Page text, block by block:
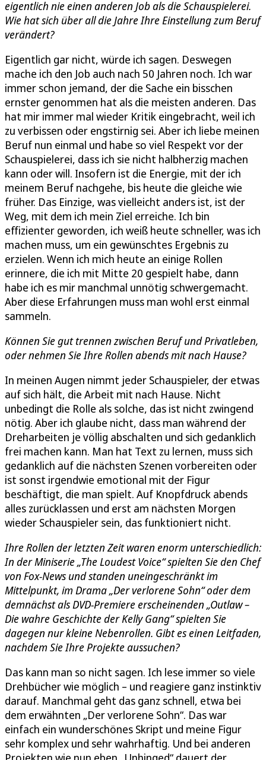
eigentlich nie einen anderen Job als die Schauspielerei.
Wie hat sich über all die Jahre Ihre Einstellung zum Beruf
verändert?
Eigentlich gar nicht, würde ich sagen. Deswegen
mache ich den Job auch nach 50 Jahren noch. Ich war
immer schon jemand, der die Sache ein bisschen
ernster genommen hat als die meisten anderen. Das
hat mir immer mal wieder Kritik eingebracht, weil ich
zu verbissen oder engstirnig sei. Aber ich liebe meinen
Beruf nun einmal und habe so viel Respekt vor der
Schauspielerei, dass ich sie nicht halbherzig machen
kann oder will. Insofern ist die Energie, mit der ich
meinem Beruf nachgehe, bis heute die gleiche wie
früher. Das Einzige, was vielleicht anders ist, ist der
Weg, mit dem ich mein Ziel erreiche. Ich bin
effizienter geworden, ich weiß heute schneller, was ich
machen muss, um ein gewünschtes Ergebnis zu
erzielen. Wenn ich mich heute an einige Rollen
erinnere, die ich mit Mitte 20 gespielt habe, dann
habe ich es mir manchmal unnötig schwergemacht.
Aber diese Erfahrungen muss man wohl erst einmal
sammeln.
Können Sie gut trennen zwischen Beruf und Privatleben,
oder nehmen Sie Ihre Rollen abends mit nach Hause?
In meinen Augen nimmt jeder Schauspieler, der etwas
auf sich hält, die Arbeit mit nach Hause. Nicht
unbedingt die Rolle als solche, das ist nicht zwingend
nötig. Aber ich glaube nicht, dass man während der
Dreharbeiten je völlig abschalten und sich gedanklich
frei machen kann. Man hat Text zu lernen, muss sich
gedanklich auf die nächsten Szenen vorbereiten oder
ist sonst irgendwie emotional mit der Figur
beschäftigt, die man spielt. Auf Knopfdruck abends
alles zurücklassen und erst am nächsten Morgen
wieder Schauspieler sein, das funktioniert nicht.
Ihre Rollen der letzten Zeit waren enorm unterschiedlich:
In der Miniserie „The Loudest Voice“ spielten Sie den Chef
von Fox-News und standen uneingeschränkt im
Mittelpunkt, im Drama „Der verlorene Sohn“ oder dem
demnächst als DVD-Premiere erscheinenden „Outlaw –
Die wahre Geschichte der Kelly Gang“ spielten Sie
dagegen nur kleine Nebenrollen. Gibt es einen Leitfaden,
nachdem Sie Ihre Projekte aussuchen?
Das kann man so nicht sagen. Ich lese immer so viele
Drehbücher wie möglich – und reagiere ganz instinktiv
darauf. Manchmal geht das ganz schnell, etwa bei
dem erwähnten „Der verlorene Sohn“. Das war
einfach ein wunderschönes Skript und meine Figur
sehr komplex und sehr wahrhaftig. Und bei anderen